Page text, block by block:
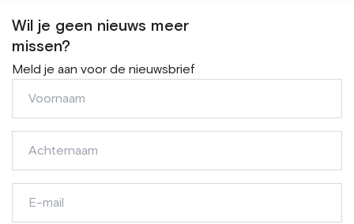
Wil je geen nieuws meer
missen?
Meld je aan voor de nieuwsbrief
mail